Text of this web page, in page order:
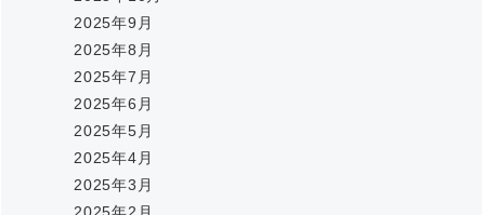
2025年9月
2025年8月
2025年7月
2025年6月
2025年5月
2025年4月
2025年3月